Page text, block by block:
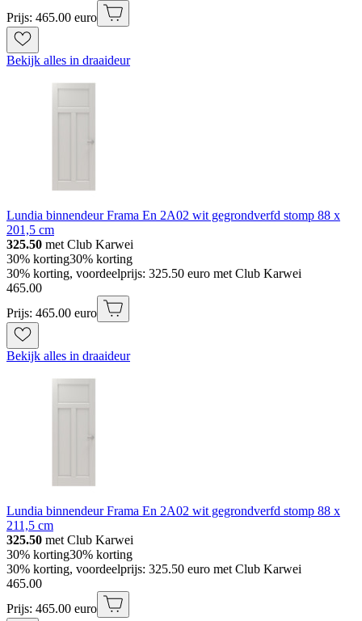
Prijs: 465.00 euro
Bekijk alles in draaideur
Lundia binnendeur Frama En 2A02 wit gegrondverfd stomp 88 x
201,5 cm
325.50 met Club Karwei
30% korting30% korting
30% korting, voordeelprijs: 325.50 euro met Club Karwei
465.00
Prijs: 465.00 euro
Bekijk alles in draaideur
Lundia binnendeur Frama En 2A02 wit gegrondverfd stomp 88 x
211,5 cm
325.50 met Club Karwei
30% korting30% korting
30% korting, voordeelprijs: 325.50 euro met Club Karwei
465.00
Prijs: 465.00 euro